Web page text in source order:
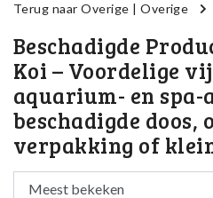
Terug naar Overige |Overige
Beschadigde
Koi – Voordelige
aquarium- en
beschadigde doos,
verpakking of